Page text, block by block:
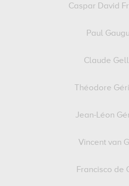
Caspar David
Paul
Claude
Théodore
Jean-Léon
Vincent van
Francisco de